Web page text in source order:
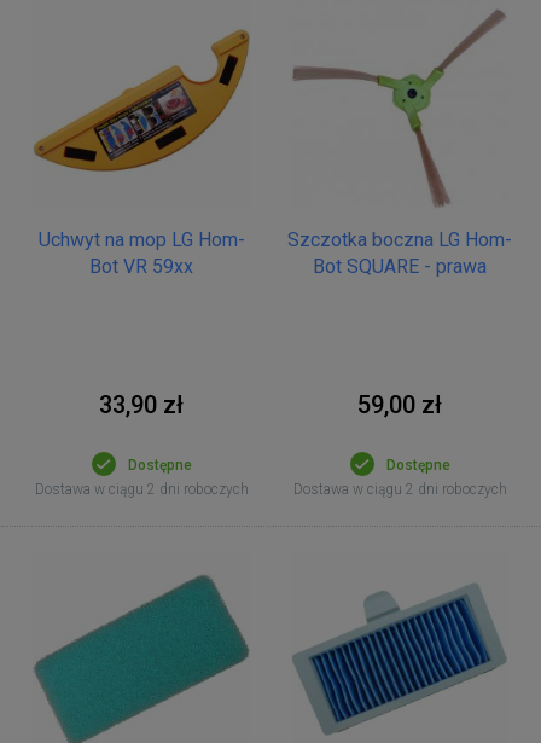
Uchwyt na mop LG Hom-
Bot VR 59xx
33,90 zł
Dostępne
Dostawa w ciągu 2 dni roboczych
Szczotka boczna LG Hom-
Bot SQUARE - prawa
59,00 zł
Dostępne
Dostawa w ciągu 2 dni roboczych